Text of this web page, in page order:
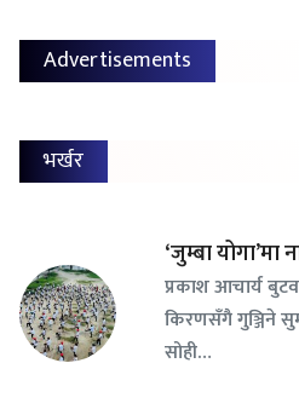
Advertisements
भर्खर
‘जुम्बा योगा’मा
प्रकाश आचार्य
किरणसँगै गुञ्जिने
सोही…